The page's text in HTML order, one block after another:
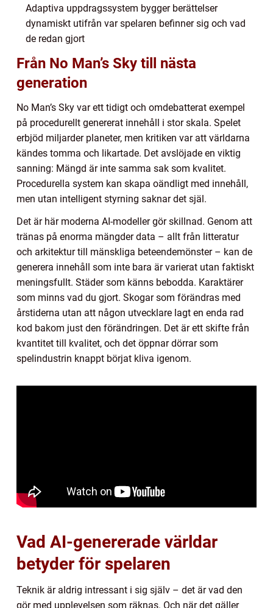
Adaptiva uppdragssystem bygger berättelser
dynamiskt utifrån var spelaren befinner sig och vad
de redan gjort
Från No Man’s Sky till nästa
generation
No Man’s Sky var ett tidigt och omdebatterat exempel
på procedurellt genererat innehåll i stor skala. Spelet
erbjöd miljarder planeter, men kritiken var att världarna
kändes tomma och likartade. Det avslöjade en viktig
sanning: Mängd är inte samma sak som kvalitet.
Procedurella system kan skapa oändligt med innehåll,
men utan intelligent styrning saknar det själ.
Det är här moderna AI-modeller gör skillnad. Genom att
tränas på enorma mängder data – allt från litteratur
och arkitektur till mänskliga beteendemönster – kan de
generera innehåll som inte bara är varierat utan faktiskt
meningsfullt. Städer som känns bebodda. Karaktärer
som minns vad du gjort. Skogar som förändras med
årstiderna utan att någon utvecklare lagt en enda rad
kod bakom just den förändringen. Det är ett skifte från
kvantitet till kvalitet, och det öppnar dörrar som
spelindustrin knappt börjat kliva igenom.
Vad AI-genererade världar
betyder för spelaren
Teknik är aldrig intressant i sig själv – det är vad den
gör med upplevelsen som räknas. Och när det gäller